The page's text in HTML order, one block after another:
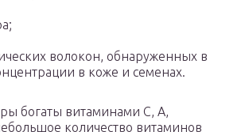
волокон, обнаруженных в
в коже и семенах.
богаты витаминами С, А,
количество витаминов